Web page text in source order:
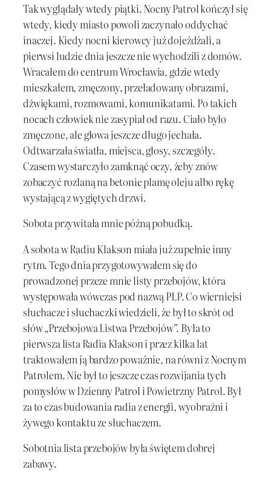
Tak wyglądały wtedy piątki. Nocny Patrol kończył się
wtedy, kiedy miasto powoli zaczynało oddychać
inaczej. Kiedy nocni kierowcy już dojeżdżali, a
pierwsi ludzie dnia jeszcze nie wychodzili z domów.
Wracałem do centrum Wrocławia, gdzie wtedy
mieszkałem, zmęczony, przeładowany obrazami,
dźwiękami, rozmowami, komunikatami. Po takich
nocach człowiek nie zasypiał od razu. Ciało było
zmęczone, ale głowa jeszcze długo jechała.
Odtwarzała światła, miejsca, głosy, szczegóły.
Czasem wystarczyło zamknąć oczy, żeby znów
zobaczyć rozlaną na betonie plamę oleju albo rękę
wystającą z wygiętych drzwi.
Sobota przywitała mnie późną pobudką.
A sobota w Radiu Klakson miała już zupełnie inny
rytm. Tego dnia przygotowywałem się do
prowadzonej przeze mnie listy przebojów, która
występowała wówczas pod nazwą PLP. Co wierniejsi
słuchacze i słuchaczki wiedzieli, że był to skrót od
słów „Przebojowa Listwa Przebojów”. Była to
pierwsza lista Radia Klakson i przez kilka lat
traktowałem ją bardzo poważnie, na równi z Nocnym
Patrolem. Nie był to jeszcze czas rozwijania tych
pomysłów w Dzienny Patrol i Powietrzny Patrol. Był
za to czas budowania radia z energii, wyobraźni i
żywego kontaktu ze słuchaczem.
Sobotnia lista przebojów była świętem dobrej
zabawy.